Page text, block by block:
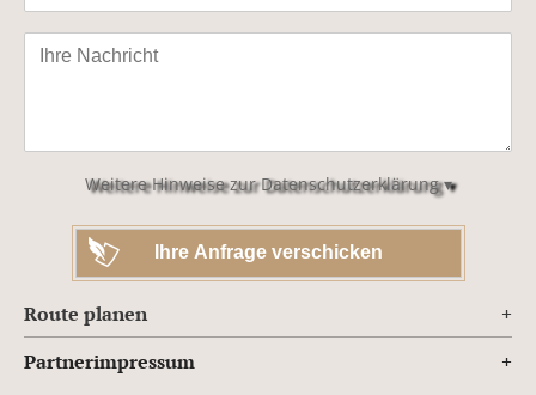
Bitte
lasse
leer.Weitere Hinweise zur Datenschutzerklärung ▾
Route planen
Partnerimpressum